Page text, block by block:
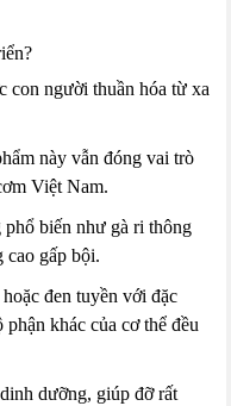
con người thuần hóa từ xa
này vẫn đóng vai trò
Việt Nam.
biến như gà ri thông
gấp bội.
đen tuyền với đặc
khác của cơ thể đều
dưỡng, giúp đỡ rất